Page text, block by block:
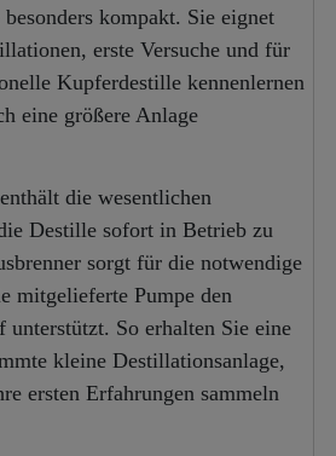
kompakt. Sie eignet
erste Versuche und für
Kupferdestille kennenlernen
eine größere Anlage
die wesentlichen
Destille sofort in Betrieb zu
sorgt für die notwendige
mitgelieferte Pumpe den
unterstützt. So erhalten Sie eine
kleine Destillationsanlage,
ersten Erfahrungen sammeln